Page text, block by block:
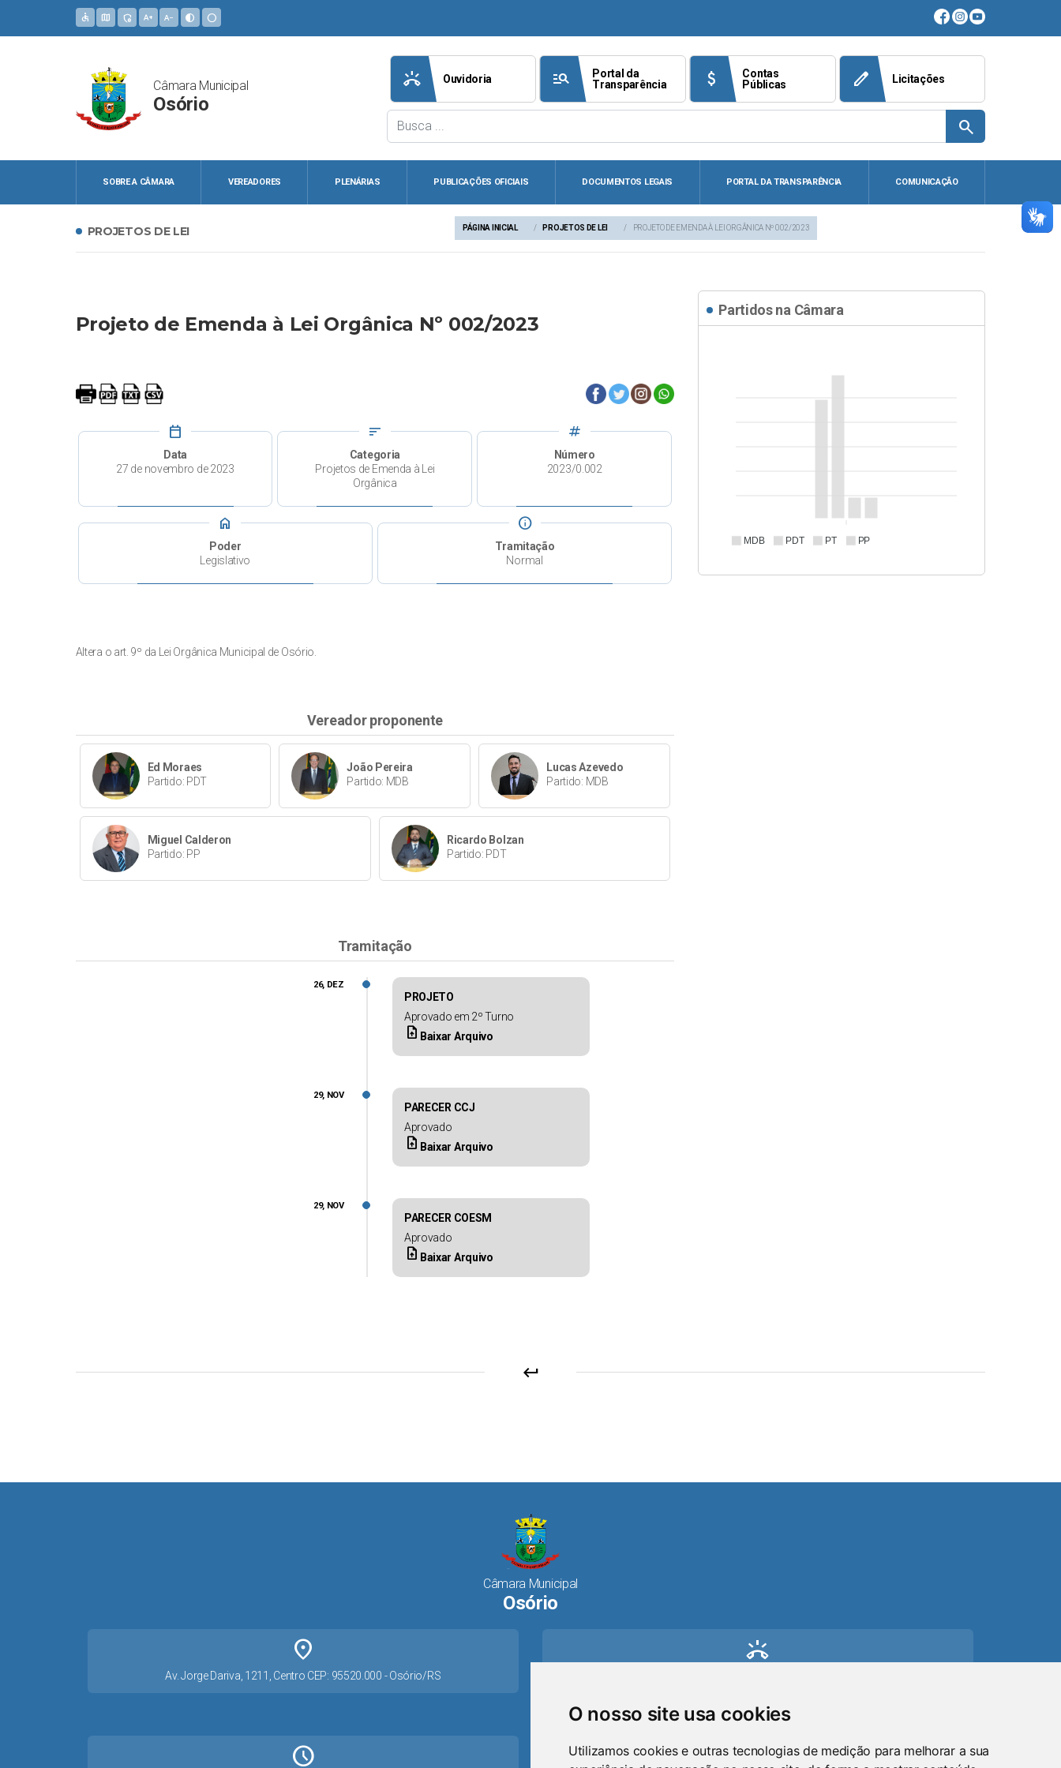
O nosso site usa cookies
Utilizamos cookies e outras tecnologias de medição para melhorar a sua
accessible map admin_panel_settings text_increase text_decrease contrast circle
Câmara Municipal
Osório
ring_volume Ouvidoria manage_search
Portal da
Transparência
attach_money
Contas
Públicas
edit Licitações
search
SOBRE A CÂMARA VEREADORES PLENÁRIAS PUBLICAÇÕES OFICIAIS DOCUMENTOS LEGAIS PORTAL DA TRANSPARÊNCIA COMUNICAÇÃO
PROJETOS DE LEI PÁGINA INICIAL PROJETOS DE LEI PROJETO DE EMENDA À LEI ORGÂNICA Nº 002/2023
Projeto de Emenda à Lei Orgânica Nº 002/2023
calendar_today
Data
27 de novembro de 2023
sort
Categoria
Projetos de Emenda à Lei
Orgânica
tag
Número
2023/0.002
home
Poder
Legislativo
info
Tramitação
Normal
Altera o art. 9º da Lei Orgânica Municipal de Osório.
Vereador proponente
Ed Moraes
Partido: PDT
João Pereira
Partido: MDB
Lucas Azevedo
Partido: MDB
Miguel Calderon
Partido: PP
Ricardo Bolzan
Partido: PDT
Tramitação
PROJETO
Aprovado em 2º Turno
upload_file Baixar Arquivo
26, DEZ
PARECER CCJ
Aprovado
upload_file Baixar Arquivo
29, NOV
PARECER COESM
Aprovado
upload_file Baixar Arquivo
29, NOV
Partidos na Câmara
MDB PDT PT PP
keyboard_return
Câmara Municipal
Osório
place
Av. Jorge Dariva, 1211, Centro CEP: 95520.000 - Osório/RS
ring_volume
Schedule mail